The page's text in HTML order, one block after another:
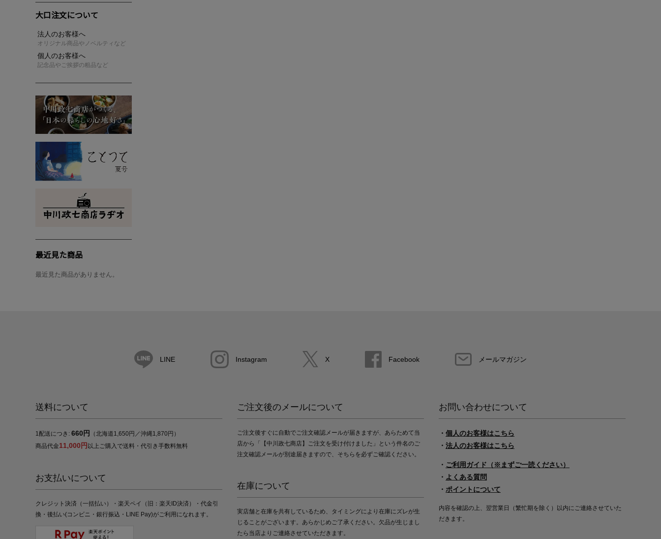
大口注文について
法人のお客様へ
オリジナル商品やノベルティなど
個人のお客様へ
記念品やご挨拶の粗品など
最近見た商品
最近見た商品がありません。
LINE Instagram X Facebook メールマガジン
送料について
1配送につき: 660円
（北海道1,650円／沖縄1,870円）
商品代金11,000円 以上ご購入で送料・代引き手数料無料
お支払いについて
クレジット決済（一括払い）・楽天ペイ（旧：楽天ID決済）・代金引
換・後払い(コンビニ・銀行振込・LINE Pay)がご利用になれます。
ご注文後のメールについて
ご注文後すぐに自動でご注文確認メールが届きますが、あらためて当
店から「【中川政七商店】ご注文を受け付けました」という件名のご
注文確認メールが別途届きますので、そちらを必ずご確認ください。
在庫について
実店舗と在庫を共有しているため、タイミングにより在庫にズレが生
じることがございます。あらかじめご了承ください。欠品が生じまし
たら当店よりご連絡させていただきます。
お問い合わせについて
・ 個人のお客様はこちら
・ 法人のお客様はこちら
・ ご利用ガイド（※まずご一読ください）
・ よくある質問
・ ポイントについて
内容を確認の上、翌営業日（繁忙期を除く）以内にご連絡させていた
だきます。